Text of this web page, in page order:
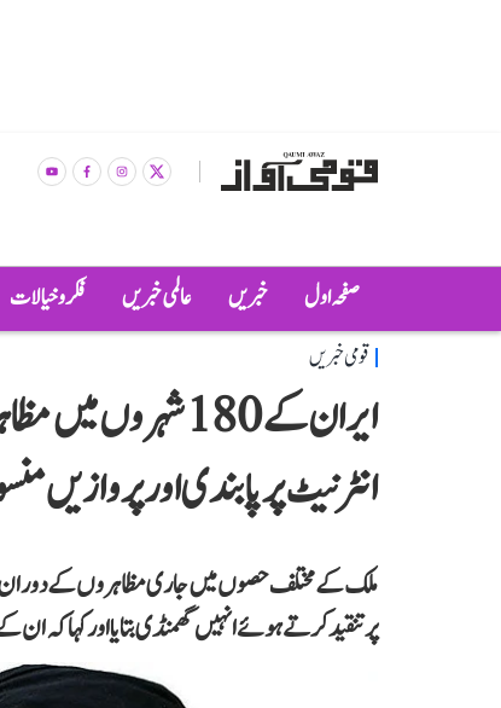
صفحہ اول خبریں عالمی خبریں فکر و خیالات
قومی خبریں
ایران کے 180
انٹرنیٹ پر پابندی اور پروازیں
ملک کے مختلف حصوں میں جاری مظاہروں کے دوران
پر تنقید کرتے ہوئے انہیں گھمنڈی بتایا اور کہا کہ